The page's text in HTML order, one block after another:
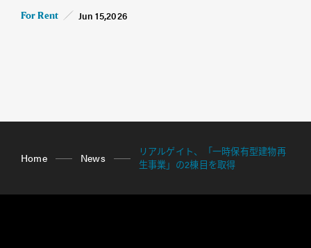
For Rent Jun 15,2026
Home News
リアルゲイト、「一時保有型建物再
生事業」の2棟目を取得